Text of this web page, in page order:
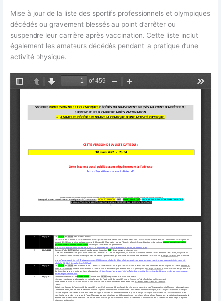
Mise à jour de la liste des sportifs professionnels et olympiques
décédés ou gravement blessés au point d’arrêter ou
suspendre leur carrière après vaccination. Cette liste inclut
également les amateurs décédés pendant la pratique d’une
activité physique.